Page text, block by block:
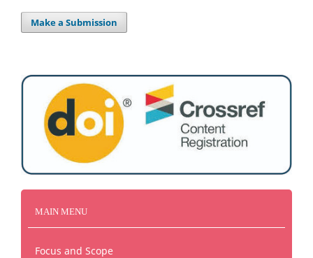
Make a Submission
MAIN MENU
Focus and Scope